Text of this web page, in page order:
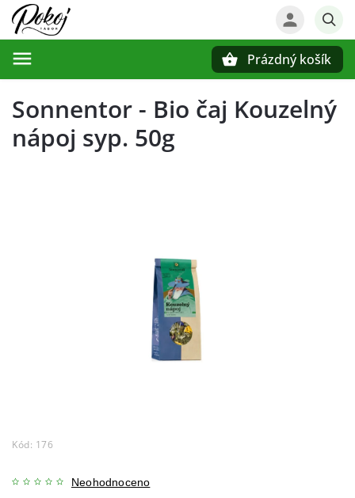
Prázdný košík
Sonnentor - Bio čaj Kouzelný
nápoj syp. 50g
Kód: 176
Neohodnoceno